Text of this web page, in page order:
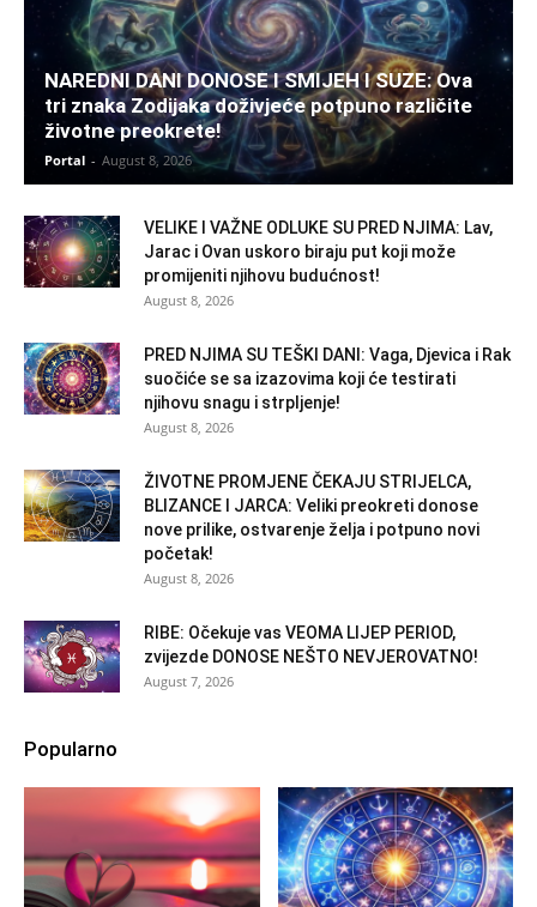
NAREDNI DANI DONOSE I SMIJEH I SUZE: Ova
tri znaka Zodijaka doživjeće potpuno različite
životne preokrete!
Portal - August 8, 2026
VELIKE I VAŽNE ODLUKE SU PRED NJIMA: Lav,
Jarac i Ovan uskoro biraju put koji može
promijeniti njihovu budućnost!
August 8, 2026
PRED NJIMA SU TEŠKI DANI: Vaga, Djevica i Rak
suočiće se sa izazovima koji će testirati
njihovu snagu i strpljenje!
August 8, 2026
ŽIVOTNE PROMJENE ČEKAJU STRIJELCA,
BLIZANCE I JARCA: Veliki preokreti donose
nove prilike, ostvarenje želja i potpuno novi
početak!
August 8, 2026
RIBE: Očekuje vas VEOMA LIJEP PERIOD,
zvijezde DONOSE NEŠTO NEVJEROVATNO!
August 7, 2026
Popularno